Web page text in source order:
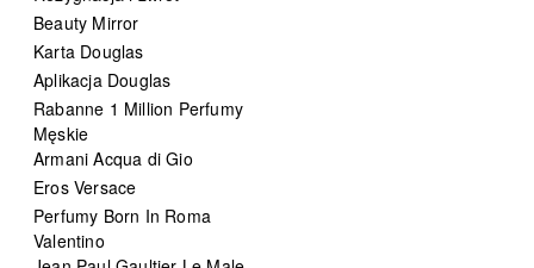
Beauty Mirror
Karta Douglas
Aplikacja Douglas
Rabanne 1 Million Perfumy
Męskie
Armani Acqua di Gio
Eros Versace
Perfumy Born In Roma
Valentino